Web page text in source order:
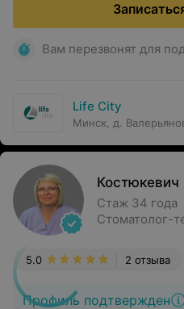
Вам перезвонят для
Life City
Минск, д.
Стаж 34 года
Стоматолог-
Профиль подтвержден
2 отзыва
5.0